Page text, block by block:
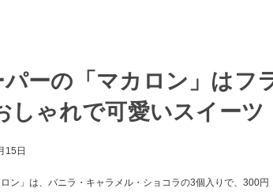
ーの「マカロン」はフ
しゃれで可愛いスイーツ
15日
ン」は、バニラ・キャラメル・ショコラの3個入りで、300